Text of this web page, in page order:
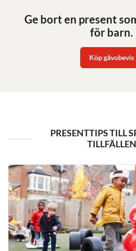
Ge bort en present
för barn.
Köp gåvobevis
PRESENTTIPS TILL
TILLFÄLLEN